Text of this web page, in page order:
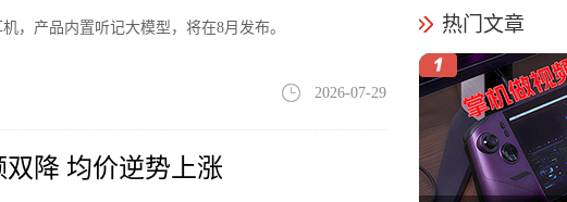
，产品内置听记大模型，将在8月发布。
2026-07-29
双降 均价逆势上涨
热门文章